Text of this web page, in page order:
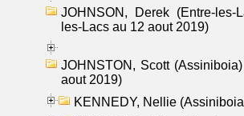
JOHNSON, Derek (Entre-les-
les-Lacs au 12 aout 2019)
JOHNSTON, Scott
aout 2019)
KENNEDY, Nellie